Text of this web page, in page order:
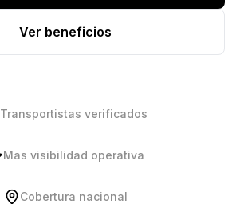
Ver beneficios
Transportistas verificados
Mas visibilidad operativa
Cobertura nacional